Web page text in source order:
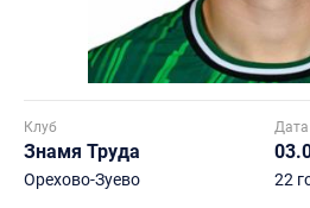
Клуб
Знамя Труда
Орехово-Зуево 22